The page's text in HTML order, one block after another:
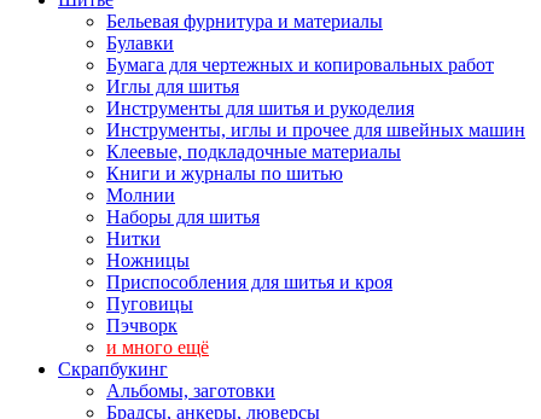
Бельевая фурнитура и материалы
Булавки
Бумага для чертежных и копировальных работ
Иглы для шитья
Инструменты для шитья и рукоделия
Инструменты, иглы и прочее для швейных машин
Клеевые, подкладочные материалы
Книги и журналы по шитью
Молнии
Наборы для шитья
Нитки
Ножницы
Приспособления для шитья и кроя
Пуговицы
Пэчворк
и много ещё
Скрапбукинг
Альбомы, заготовки
Брадсы, анкеры, люверсы